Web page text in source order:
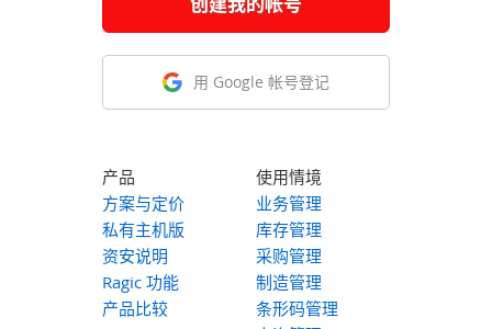
用 Google 帐号登记
产品
方案与定价
私有主机版
资安说明
Ragic 功能
产品比较
使用情境
业务管理
库存管理
采购管理
制造管理
条形码管理